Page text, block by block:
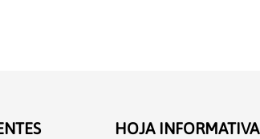
HOJA INFORMATIVA